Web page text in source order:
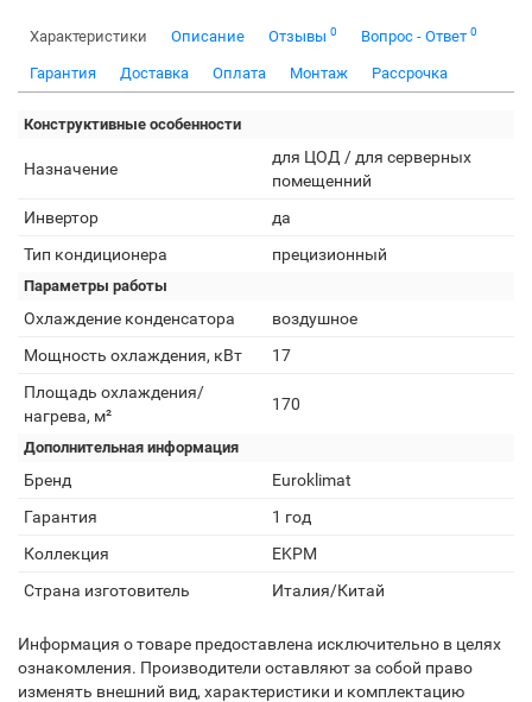
Характеристики Описание Отзывы 0 Вопрос - Ответ 0
Гарантия Доставка Оплата Монтаж Рассрочка
Конструктивные особенности
Назначение
для ЦОД / для серверных
помещенний
Инвертор
да
Тип кондиционера
прецизионный
Параметры работы
Охлаждение конденсатора
воздушное
Мощность охлаждения, кВт
17
Площадь охлаждения/
нагрева, м²
170
Дополнительная информация
Бренд
Euroklimat
Гарантия
1 год
Коллекция
EKPM
Страна изготовитель
Италия/Китай
Информация о товаре предоставлена исключительно в целях
ознакомления. Производители оставляют за собой право
изменять внешний вид, характеристики и комплектацию